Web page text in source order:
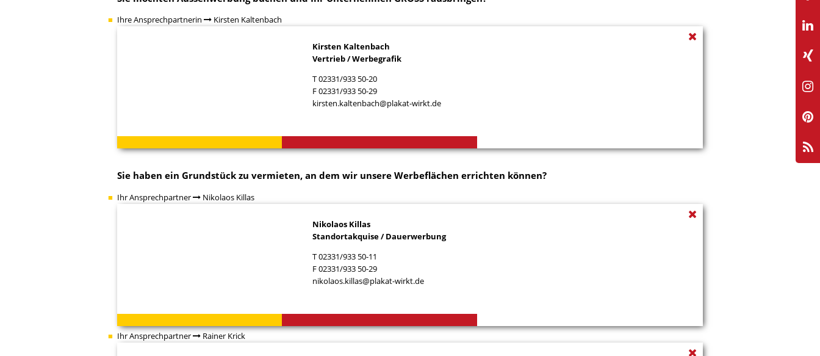
Ihre Ansprechpartnerin Kirsten Kaltenbach
Kirsten Kaltenbach
Vertrieb / Werbegrafik
T 02331/933 50-20
F 02331/933 50-29
kirsten.kaltenbach@plakat-wirkt.de
Sie haben ein Grundstück zu vermieten, an dem wir unsere Werbeflächen errichten können?
Ihr Ansprechpartner Nikolaos Killas
Nikolaos Killas
Standortakquise / Dauerwerbung
T 02331/933 50-11
F 02331/933 50-29
nikolaos.killas@plakat-wirkt.de
Ihr Ansprechpartner Rainer Krick